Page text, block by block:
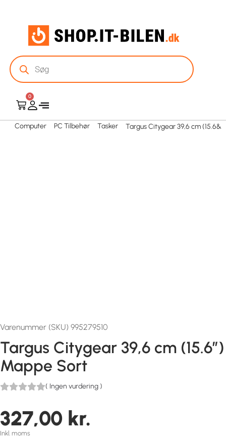
0
Computer PC Tilbehør Tasker Targus Citygear 39,6 cm (15.6&
Varenummer (SKU) 995279510
Targus Citygear 39,6 cm (15.6″)
Mappe Sort
( Ingen vurdering )
327,00 kr.
Inkl. moms